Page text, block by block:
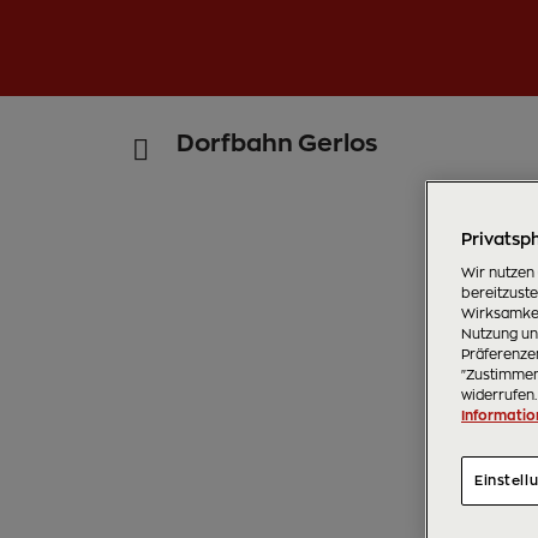
Dorfbahn Gerlos
Wir nutzen
Nutzung